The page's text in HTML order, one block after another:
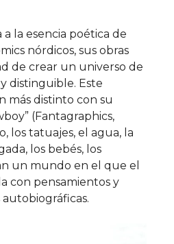
la esencia poética de
nórdicos, sus obras
de crear un universo de
distinguible. Este
más distinto con su
(Fantagraphics,
los tatuajes, el agua, la
los bebés, los
un mundo en el que el
con pensamientos y